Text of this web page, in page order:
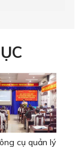
cụ quản lý